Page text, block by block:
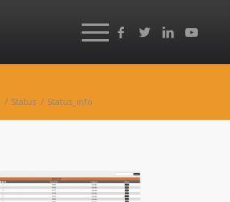
/ Status / Status_info